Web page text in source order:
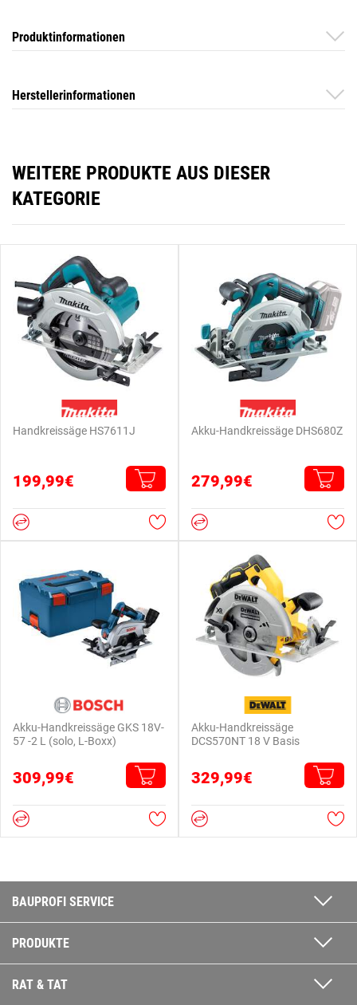
Produktinformationen
Herstellerinformationen
WEITERE PRODUKTE AUS DIESER
KATEGORIE
Handkreissäge HS7611J
199,99€
Akku-Handkreissäge DHS680Z
279,99€
Akku-Handkreissäge GKS 18V-
57 -2 L (solo, L-Boxx)
309,99€
Akku-Handkreissäge
DCS570NT 18 V Basis
329,99€
BAUPROFI SERVICE
PRODUKTE
RAT & TAT